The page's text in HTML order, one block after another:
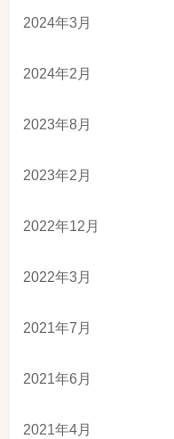
2024年3月
2024年2月
2023年8月
2023年2月
2022年12月
2022年3月
2021年7月
2021年6月
2021年4月